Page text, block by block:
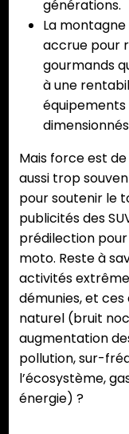
générations.
La
accrue pour
gourmands
à une
équipements
Mais force est
aussi trop
pour soutenir le
publicités des
prédilection
moto. Reste à
activités
démunies, et
naturel (bruit
augmentation
pollution, sur-
l’écosystème,
énergie) ?